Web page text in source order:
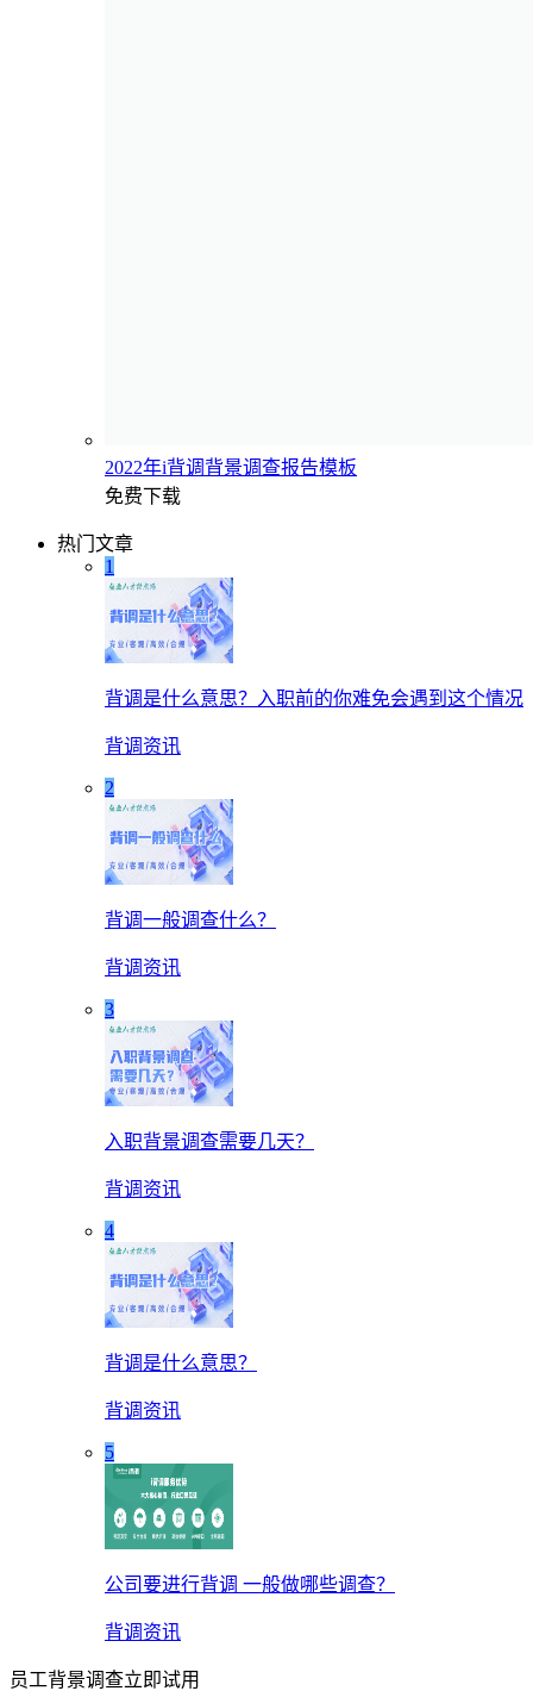
2022年i背调背景调查报告模板
免费下载
热门文章
1
背调是什么意思？入职前的你难免会遇到这个情况
背调资讯
2
背调一般调查什么？
背调资讯
3
入职背景调查需要几天？
背调资讯
4
背调是什么意思？
背调资讯
5
公司要进行背调 一般做哪些调查？
背调资讯
员工背景调查立即试用